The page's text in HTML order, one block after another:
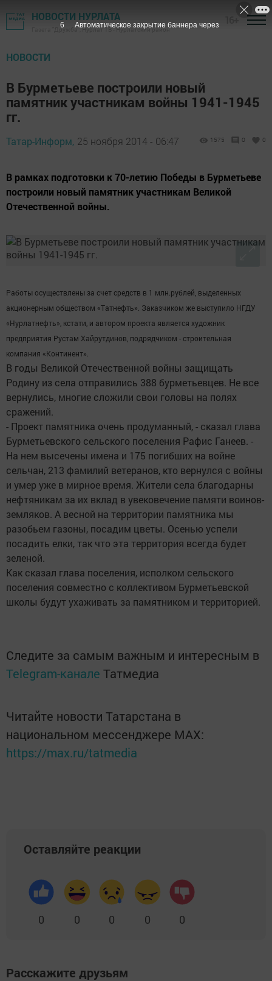
НОВОСТИ НУРЛАТА
Газета "Дружба", Нурлат ТВ - Нурлатский район
НОВОСТИ
В Бурметьеве построили новый
памятник участникам войны 1941-1945
гг.
Татар-Информ, 25 ноября 2014 - 06:47 1575 0 0
В рамках подготовки к 70-летию Победы в Бурметьеве
построили новый памятник участникам Великой
Отечественной войны.
Работы осуществлены за счет средств в 1 млн.рублей, выделенных
акционерным обществом «Татнефть». Заказчиком же выступило НГДУ
«Нурлатнефть», кстати, и автором проекта является художник
предприятия Рустам Хайрутдинов, подрядчиком - строительная
компания «Континент».
В годы Великой Отечественной войны защищать
Родину из села отправились 388 бурметьевцев. Не все
вернулись, многие сложили свои головы на полях
сражений.
- Проект памятника очень продуманный, - сказал глава
Бурметьевского сельского поселения Рафис Ганеев. -
На нем высечены имена и 175 погибших на войне
сельчан, 213 фамилий ветеранов, кто вернулся с войны
и умер уже в мирное время. Жители села благодарны
нефтяникам за их вклад в увековечение памяти воинов-
земляков. А весной на территории памятника мы
разобьем газоны, посадим цветы. Осенью успели
посадить елки, так что эта территория всегда будет
зеленой.
Как сказал глава поселения, исполком сельского
поселения совместно с коллективом Бурметьевской
школы будут ухаживать за памятником и территорией.
Следите за самым важным и интересным в
Telegram-канале Татмедиа
Читайте новости Татарстана в
национальном мессенджере MАХ:
https://max.ru/tatmedia
Оставляйте реакции
0 0 0 0 0
Расскажите друзьям
5 Автоматическое закрытие баннера через